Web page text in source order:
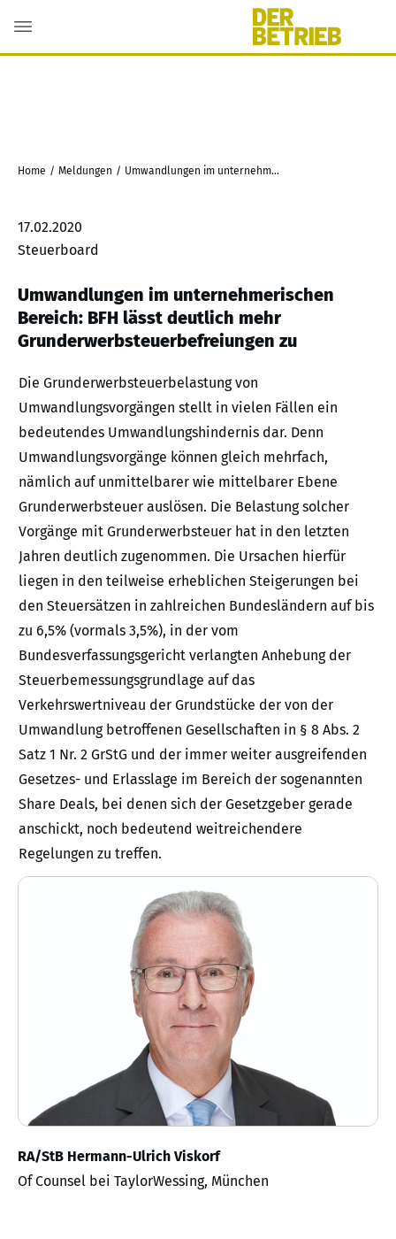
Home / Meldungen / Umwandlungen im unternehmerischen Bereich: BFH lässt deutlich mehr Grunderwerbsteuerbefreiungen zu
17.02.2020
Steuerboard
Umwandlungen im unternehmerischen
Bereich: BFH lässt deutlich mehr
Grunderwerbsteuerbefreiungen zu
Die Grunderwerbsteuerbelastung von
Umwandlungsvorgängen stellt in vielen Fällen ein
bedeutendes Umwandlungshindernis dar. Denn
Umwandlungsvorgänge können gleich mehrfach,
nämlich auf unmittelbarer wie mittelbarer Ebene
Grunderwerbsteuer auslösen. Die Belastung solcher
Vorgänge mit Grunderwerbsteuer hat in den letzten
Jahren deutlich zugenommen. Die Ursachen hierfür
liegen in den teilweise erheblichen Steigerungen bei
den Steuersätzen in zahlreichen Bundesländern auf bis
zu 6,5% (vormals 3,5%), in der vom
Bundesverfassungsgericht verlangten Anhebung der
Steuerbemessungsgrundlage auf das
Verkehrswertniveau der Grundstücke der von der
Umwandlung betroffenen Gesellschaften in § 8 Abs. 2
Satz 1 Nr. 2 GrStG und der immer weiter ausgreifenden
Gesetzes- und Erlasslage im Bereich der sogenannten
Share Deals, bei denen sich der Gesetzgeber gerade
anschickt, noch bedeutend weitreichendere
Regelungen zu treffen.
RA/StB Hermann-Ulrich Viskorf
Of Counsel bei TaylorWessing, München